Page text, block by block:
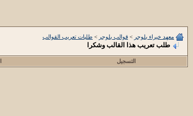
معهد خبراء بلوجر > قوالب بلوجر > طلبات تعريب القوالب
طلب تعريب هذا القالب وشكرا
التسجيل